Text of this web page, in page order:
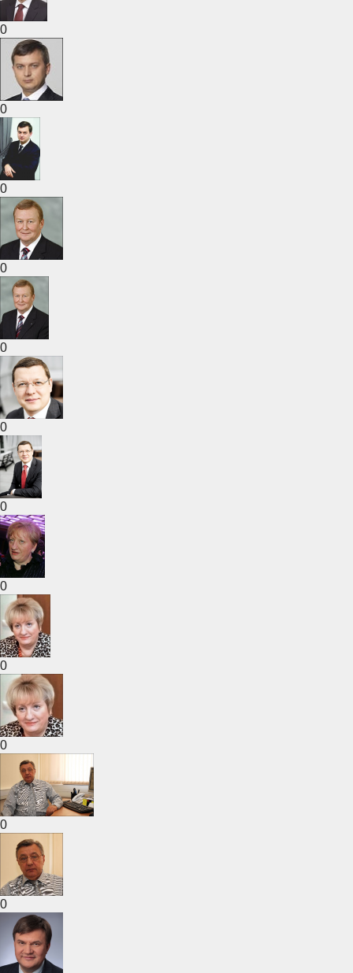
0
0
0
0
0
0
0
0
0
0
0
0